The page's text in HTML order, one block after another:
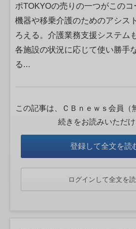
ポTOKYOの売りの一つがこのコ
機器や移乗介護のためのアシス
ろえる。介護業務支援システム
各施設の状況に応じて使い勝手
る...
この記事は、ＣＢｎｅｗｓ会員（
続きをお読みいただけ
登録して全文を読
ログインして全文を